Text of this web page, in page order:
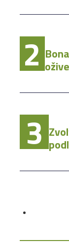
Čisticí
kartáčem a
2
3